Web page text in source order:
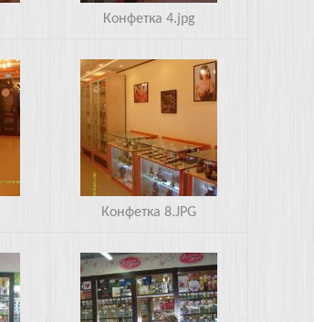
Конфетка 4.jpg
8.JPG
Конфетка 8.JPG
Областной рынок 2.JPG